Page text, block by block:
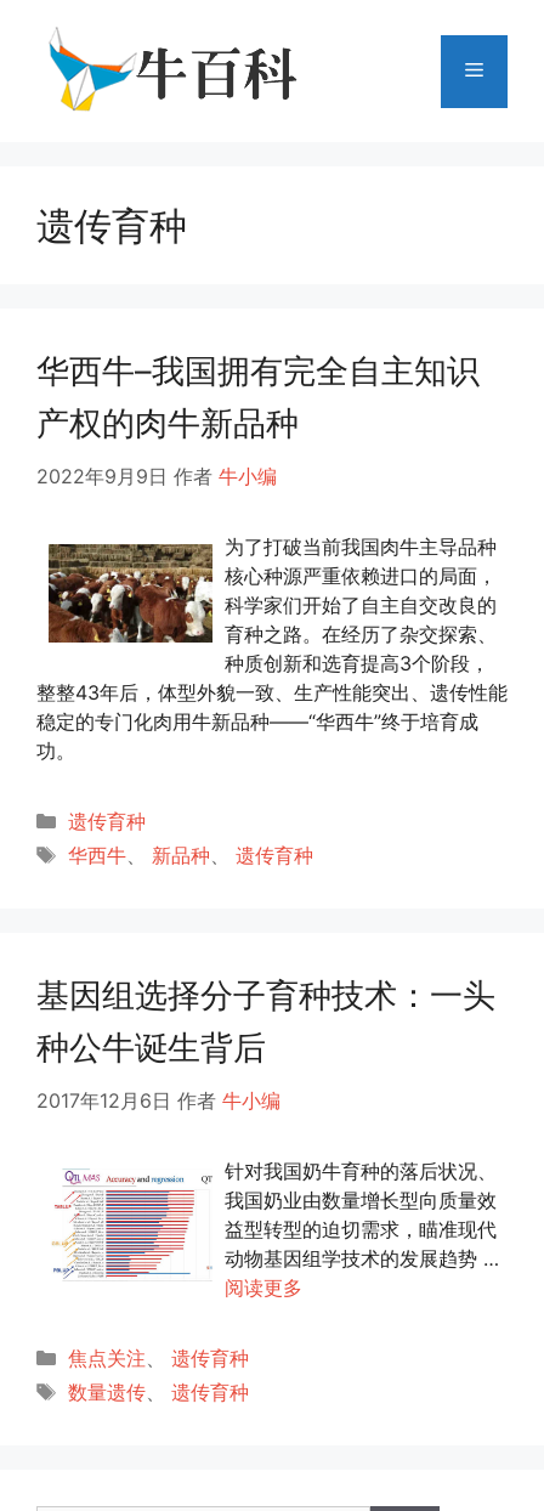
菜
遗传育种
华西牛–我国拥有完全自主知识
产权的肉牛新品种
2022年9月9日 作者 牛小编
为了打破当前我国肉牛主导品种
核心种源严重依赖进口的局面，
科学家们开始了自主自交改良的
育种之路。在经历了杂交探索、
种质创新和选育提高3个阶段，
整整43年后，体型外貌一致、生产性能突出、遗传性能
稳定的专门化肉用牛新品种——“华西牛”终于培育成
功。
分
类
遗传育种
标
华西牛、 新品种、 遗传育种
基因组选择分子育种技术：一头
种公牛诞生背后
2017年12月6日 作者 牛小编
针对我国奶牛育种的落后状况、
我国奶业由数量增长型向质量效
益型转型的迫切需求，瞄准现代
动物基因组学技术的发展趋势 …
阅读更多
分
类
焦点关注、 遗传育种
标
数量遗传、 遗传育种